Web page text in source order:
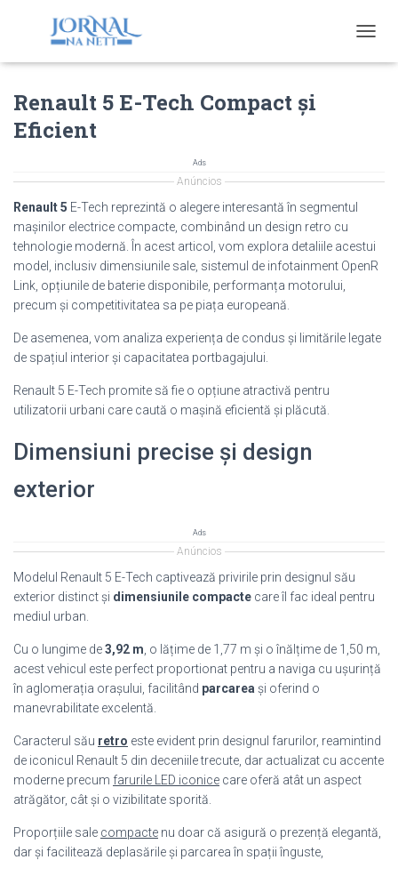
O
V
T
I
Renault 5 E-Tech Compact și
Eficient
Ads
Anúncios
Renault 5 E-Tech reprezintă o alegere interesantă în segmentul
mașinilor electrice compacte, combinând un design retro cu
tehnologie modernă. În acest articol, vom explora detaliile acestui
model, inclusiv dimensiunile sale, sistemul de infotainment OpenR
Link, opțiunile de baterie disponibile, performanța motorului,
precum și competitivitatea sa pe piața europeană.
De asemenea, vom analiza experiența de condus și limitările legate
de spațiul interior și capacitatea portbagajului.
Renault 5 E-Tech promite să fie o opțiune atractivă pentru
utilizatorii urbani care caută o mașină eficientă și plăcută.
Dimensiuni precise și design
exterior
Ads
Anúncios
Modelul Renault 5 E-Tech captivează privirile prin designul său
exterior distinct și dimensiunile compacte care îl fac ideal pentru
mediul urban.
Cu o lungime de3,92 m , o lățime de 1,77 m și o înălțime de 1,50 m,
acest vehicul este perfect proportionat pentru a naviga cu ușurință
în aglomerația orașului, facilitând parcarea și oferind o
manevrabilitate excelentă.
Caracterul său retro este evident prin designul farurilor, reamintind
de iconicul Renault 5 din deceniile trecute, dar actualizat cu accente
moderne precum farurile LED iconice care oferă atât un aspect
atrăgător, cât și o vizibilitate sporită.
Proporțiile sale compacte nu doar că asigură o prezență elegantă,
dar și facilitează deplasările și parcarea în spații înguste,